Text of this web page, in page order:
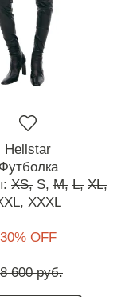
Hellstar
Футболка
XS, S, M, L, XL,
XXXL
30% OFF
600 руб.